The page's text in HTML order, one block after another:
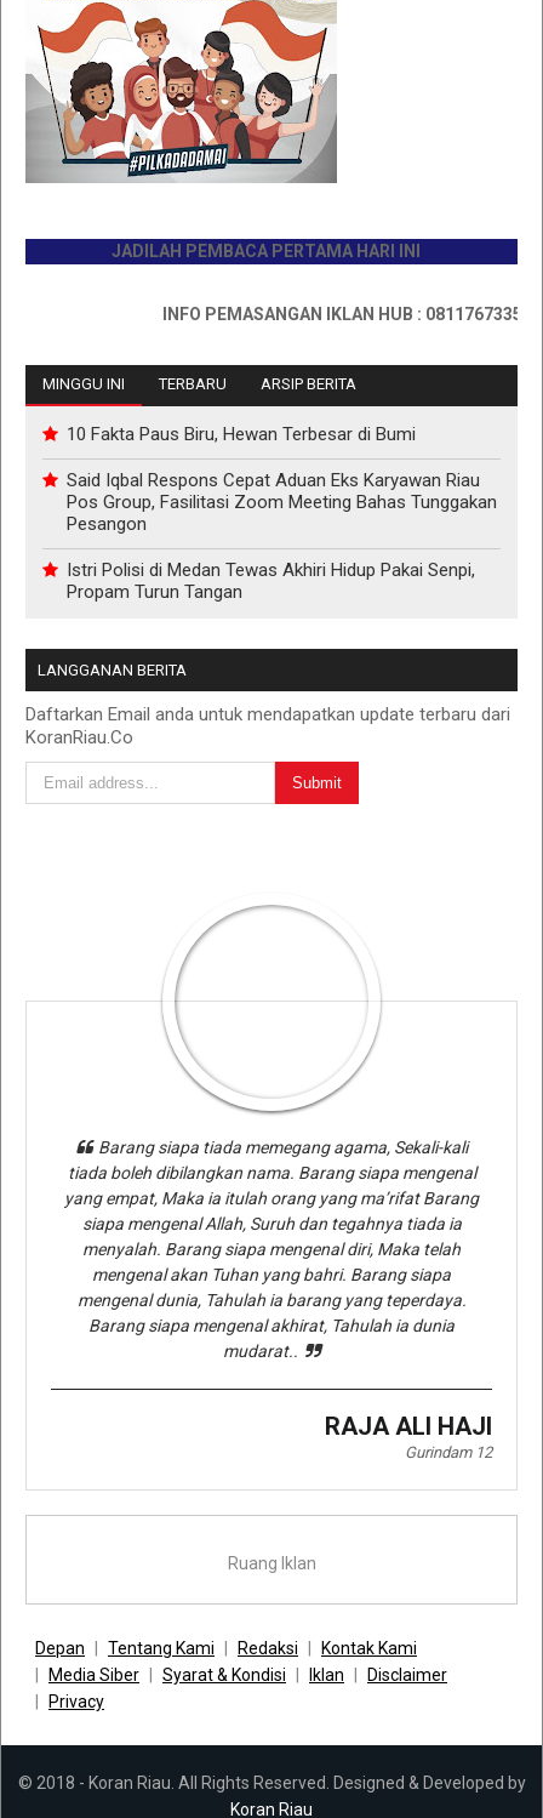
JADILAH PEMBACA PERTAMA HARI INI
INFO PEMASANGAN IKLAN HUB : 0811767335
MINGGU INI TERBARU ARSIP BERITA
10 Fakta Paus Biru, Hewan Terbesar di Bumi
Said Iqbal Respons Cepat Aduan Eks Karyawan Riau
Pos Group, Fasilitasi Zoom Meeting Bahas Tunggakan
Pesangon
Istri Polisi di Medan Tewas Akhiri Hidup Pakai Senpi,
Propam Turun Tangan
LANGGANAN BERITA
Daftarkan Email anda untuk mendapatkan update terbaru dari
KoranRiau.Co
Barang siapa tiada memegang agama, Sekali-kali
tiada boleh dibilangkan nama. Barang siapa mengenal
yang empat, Maka ia itulah orang yang ma’rifat Barang
siapa mengenal Allah, Suruh dan tegahnya tiada ia
menyalah. Barang siapa mengenal diri, Maka telah
mengenal akan Tuhan yang bahri. Barang siapa
mengenal dunia, Tahulah ia barang yang teperdaya.
Barang siapa mengenal akhirat, Tahulah ia dunia
mudarat..
RAJA ALI HAJI
Gurindam 12
Ruang Iklan
Depan Tentang Kami Redaksi
Kontak Kami
Media Siber
Syarat & Kondisi Iklan
Disclaimer
Privacy
© 2018 - Koran Riau. All Rights Reserved. Designed & Developed by
Koran Riau